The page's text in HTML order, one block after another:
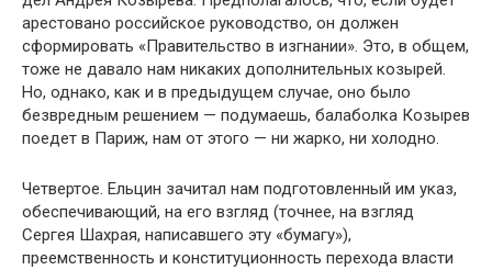
аре­стовано российское руководство, он должен
сформировать «Правительство в изгнании». Это, в общем,
тоже не давало нам никаких дополнительных козырей.
Но, однако, как и в предыдущем случае, оно было
безвредным решением — по­думаешь, балаболка Козырев
поедет в Париж, нам от этого — ни жарко, ни холодно.
Четвертое. Ельцин зачитал нам подготовленный им указ,
обеспечивающий, на его взгляд (точнее, на взгляд
Сергея Шахрая, написавшего эту «бумагу»),
преемственность и кон­ституционность перехода власти